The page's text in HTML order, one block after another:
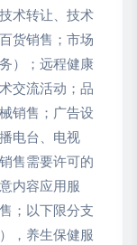
术转让、技术
货销售；市场
）；远程健康
交流活动；品
销售；广告设
电台、电视
售需要许可的
内容应用服
；以下限分支
，养生保健服